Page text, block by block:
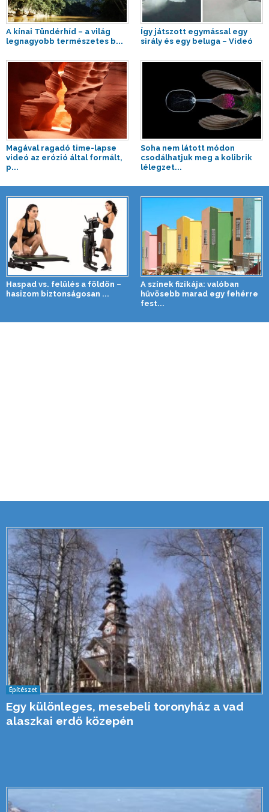
A kínai Tündérhíd – a világ
legnagyobb természetes b...
Így játszott egymással egy
sirály és egy beluga – Videó
Magával ragadó time-lapse
videó az erózió által formált,
p...
Soha nem látott módon
csodálhatjuk meg a kolibrik
lélegzet...
Haspad vs. felülés a földön –
hasizom biztonságosan ...
A színek fizikája: valóban
hűvösebb marad egy fehérre
fest...
Építészet
Egy különleges, mesebeli toronyház a vad
alaszkai erdő közepén